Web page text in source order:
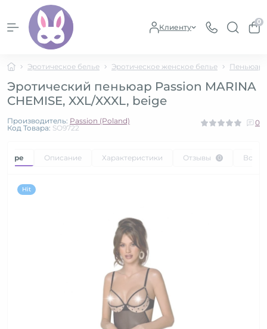
Клиенту
0
Эротическое белье Эротическое женское белье
Эротический пеньюар Passion MARINA
CHEMISE, XXL/XXXL, beige
Производитель: Passion (Poland)
Код Товара: SO9722
0
Описание Характеристики Отзывы 0
Hit